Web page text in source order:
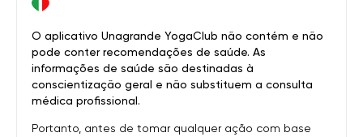
O aplicativo Unagrande YogaClub não contém e não
pode conter recomendações de saúde. As
informações de saúde são destinadas à
conscientização geral e não substituem a consulta
médica profissional.
Portanto, antes de tomar qualquer ação com base